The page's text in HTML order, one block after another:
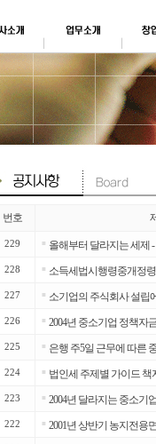
번호
229 ■ 올해부터 달라지는 세제
228 ■ 소득세법시행령중개정
227 ■ 소기업의 주식회사 설립
226 ■ 2004년 중소기업 정책자
225 ■ 은행 주5일 근무에 따른
224 ■ 법인세 주제별 가이드 책
223 ■ 2004년 달라지는 중소기
222 ■ 2001년 상반기 농지전용